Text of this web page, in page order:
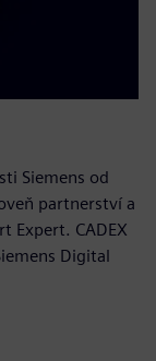
Siemens od
partnerství a
Expert. CADEX
Digital